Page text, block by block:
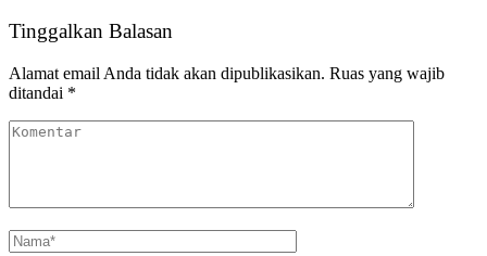
Tinggalkan Balasan
Alamat email Anda tidak akan dipublikasikan. Ruas yang wajib
ditandai *